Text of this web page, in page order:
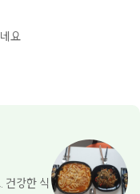
요
건강한 식